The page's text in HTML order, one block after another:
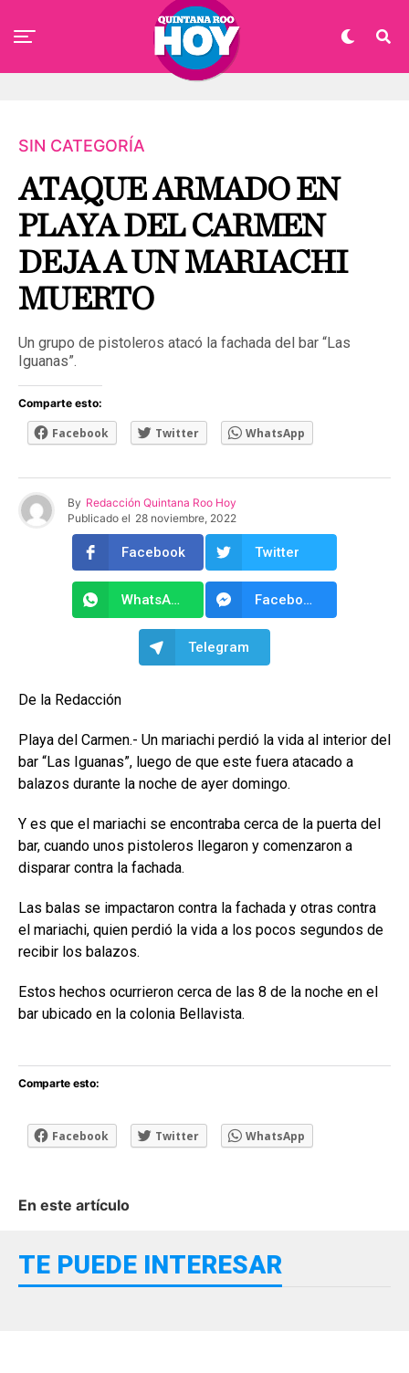
SIN CATEGORÍA
ATAQUE ARMADO EN
PLAYA DEL CARMEN
DEJA A UN MARIACHI
MUERTO
Un grupo de pistoleros atacó la fachada del bar “Las
Iguanas”.
Comparte esto:
Facebook Twitter WhatsApp
By Redacción Quintana Roo Hoy
Publicado el 28 noviembre, 2022
Facebook Twitter
WhatsApp Facebook Messenger
Telegram
De la Redacción
Playa del Carmen.- Un mariachi perdió la vida al interior del
bar “Las Iguanas”, luego de que este fuera atacado a
balazos durante la noche de ayer domingo.
Y es que el mariachi se encontraba cerca de la puerta del
bar, cuando unos pistoleros llegaron y comenzaron a
disparar contra la fachada.
Las balas se impactaron contra la fachada y otras contra
el mariachi, quien perdió la vida a los pocos segundos de
recibir los balazos.
Estos hechos ocurrieron cerca de las 8 de la noche en el
bar ubicado en la colonia Bellavista.
Comparte esto:
Facebook Twitter WhatsApp
En este artículo
TE PUEDE INTERESAR